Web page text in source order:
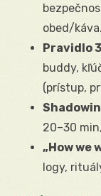
obed/káva.
Pravidlo
buddy,
(prístup,
20–30
„How we
logy,